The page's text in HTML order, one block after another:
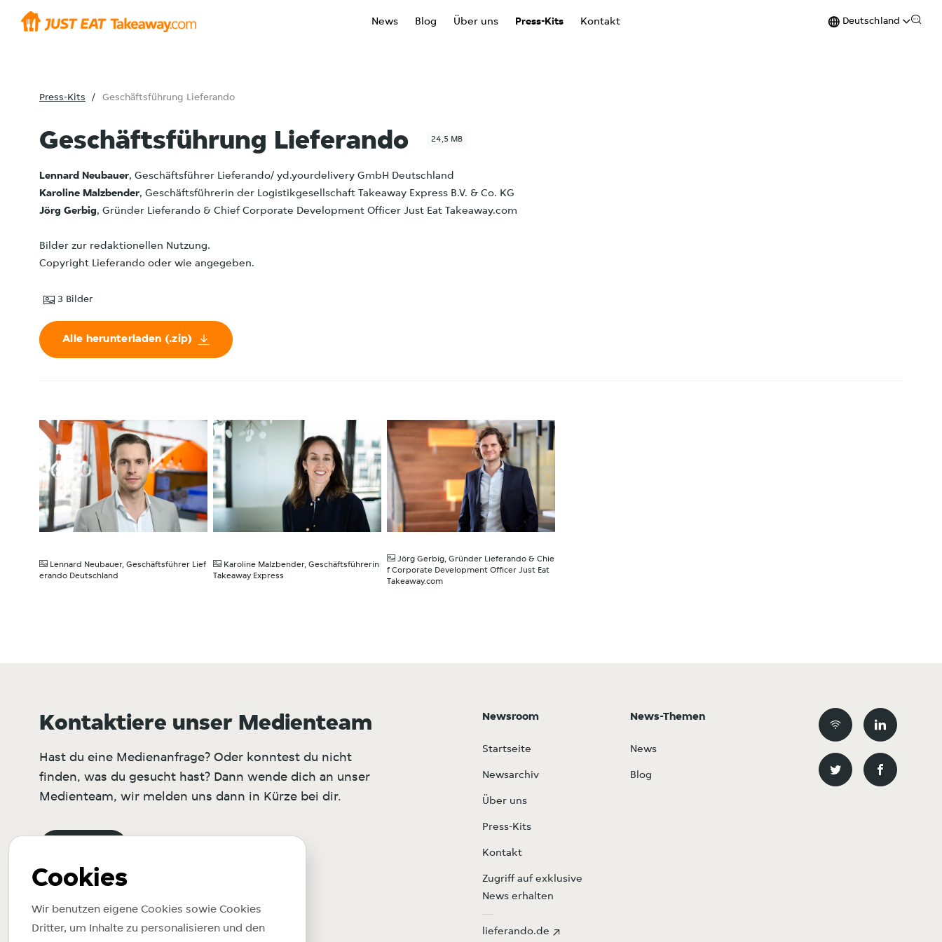
News Blog Über uns Press-Kits Kontakt Deutschland
Press-Kits Geschäftsführung Lieferando
Geschäftsführung Lieferando 24,5 MB
Lennard Neubauer, Geschäftsführer Lieferando/ yd.yourdelivery GmbH Deutschland
Karoline Malzbender, Geschäftsführerin der Logistikgesellschaft Takeaway Express B.V. & Co. KG
Jörg Gerbig, Gründer Lieferando & Chief Corporate Development Officer Just Eat Takeaway.com
Bilder zur redaktionellen Nutzung.
Copyright Lieferando oder wie angegeben.
3 Bilder
Alle herunterladen (.zip)
JPG
Lennard Neubauer, Geschäftsführer Lief
erando Deutschland
Karoline Malzbender, Geschäftsführerin
Takeaway Express
Jörg Gerbig, Gründer Lieferando & Chie
f Corporate Development Officer Just Eat
Takeaway.com
Kontaktiere unser Medienteam
Hast du eine Medienanfrage? Oder konntest du nicht
finden, was du gesucht hast? Dann wende dich an unser
Medienteam, wir melden uns dann in Kürze bei dir.
Newsroom
Startseite
Newsarchiv
Über uns
Press-Kits
Kontakt
Zugriff auf exklusive
News erhalten
lieferando.de
News-Themen
News
Blog
Cookies
Wir benutzen eigene Cookies sowie Cookies
Dritter, um Inhalte zu personalisieren und den